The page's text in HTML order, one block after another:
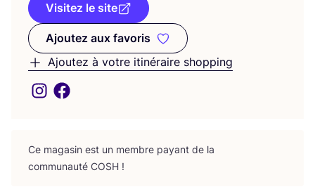
Visitez le site
Ajoutez aux favoris
Ajoutez aux favoris
Ajoutez à votre itinéraire shopping
Ce maga­sin est un membre payant de la
com­mu­nau­té COSH !